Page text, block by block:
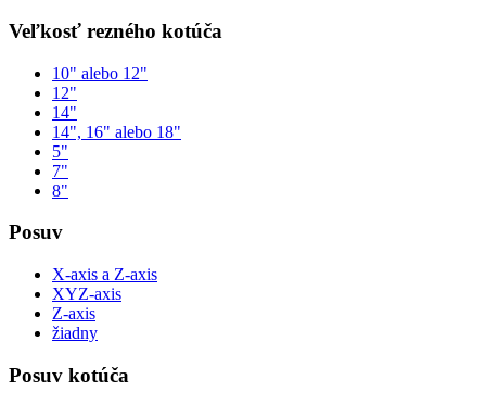
Veľkosť rezného kotúča
10" alebo 12"
12"
14"
14", 16" alebo 18"
5"
7"
8"
Posuv
X-axis a Z-axis
XYZ-axis
Z-axis
žiadny
Posuv kotúča